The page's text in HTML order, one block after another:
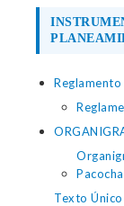
Reglamento
Pacocha
Texto